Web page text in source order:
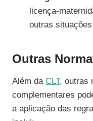
licença-
outras
Outras
Além da CLT, outras
complementares
a aplicação das